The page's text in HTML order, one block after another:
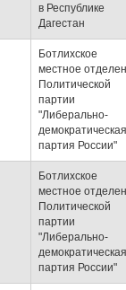
в Республике
Дагестан
Ботлихское
местное
Политической
партии
"Либерально-
демократическая
партия России"
Ботлихское
местное
Политической
партии
"Либерально-
демократическая
партия России"